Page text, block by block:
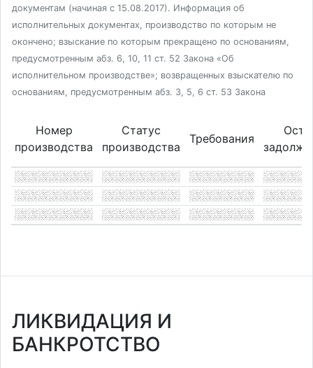
документам (начиная с 15.08.2017). Информация об
исполнительных документах, производство по которым не
окончено; взыскание по которым прекращено по основаниям,
предусмотренным абз. 6, 10, 11 ст. 52 Закона «Об
исполнительном производстве»; возвращенных взыскателю по
основаниям, предусмотренным абз. 3, 5, 6 ст. 53 Закона
Номер
производства
Статус
производства
Требования
ЛИКВИДАЦИЯ И
БАНКРОТСТВО